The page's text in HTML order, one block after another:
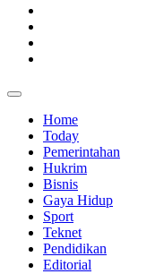
Home
Today
Pemerintahan
Hukrim
Bisnis
Gaya Hidup
Sport
Teknet
Pendidikan
Editorial